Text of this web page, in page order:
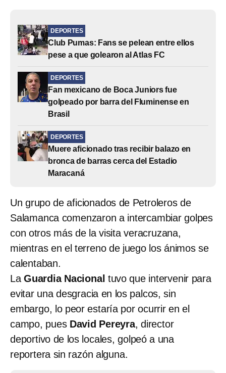
DEPORTES
Club Pumas: Fans se pelean entre ellos
pese a que golearon al Atlas FC
DEPORTES
Fan mexicano de Boca Juniors fue
golpeado por barra del Fluminense en
Brasil
DEPORTES
Muere aficionado tras recibir balazo en
bronca de barras cerca del Estadio
Maracaná
Un grupo de aficionados de Petroleros de
Salamanca comenzaron a intercambiar golpes
con otros más de la visita veracruzana,
mientras en el terreno de juego los ánimos se
calentaban.
La Guardia Nacional tuvo que intervenir para
evitar una desgracia en los palcos, sin
embargo, lo peor estaría por ocurrir en el
campo, pues David Pereyra, director
deportivo de los locales, golpeó a una
reportera sin razón alguna.